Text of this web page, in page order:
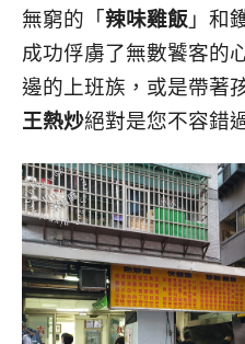
無窮的「辣味雞飯 」和
成功俘虜了無數饕客的
邊的上班族，或是帶著
王熱炒絕對是您不容錯